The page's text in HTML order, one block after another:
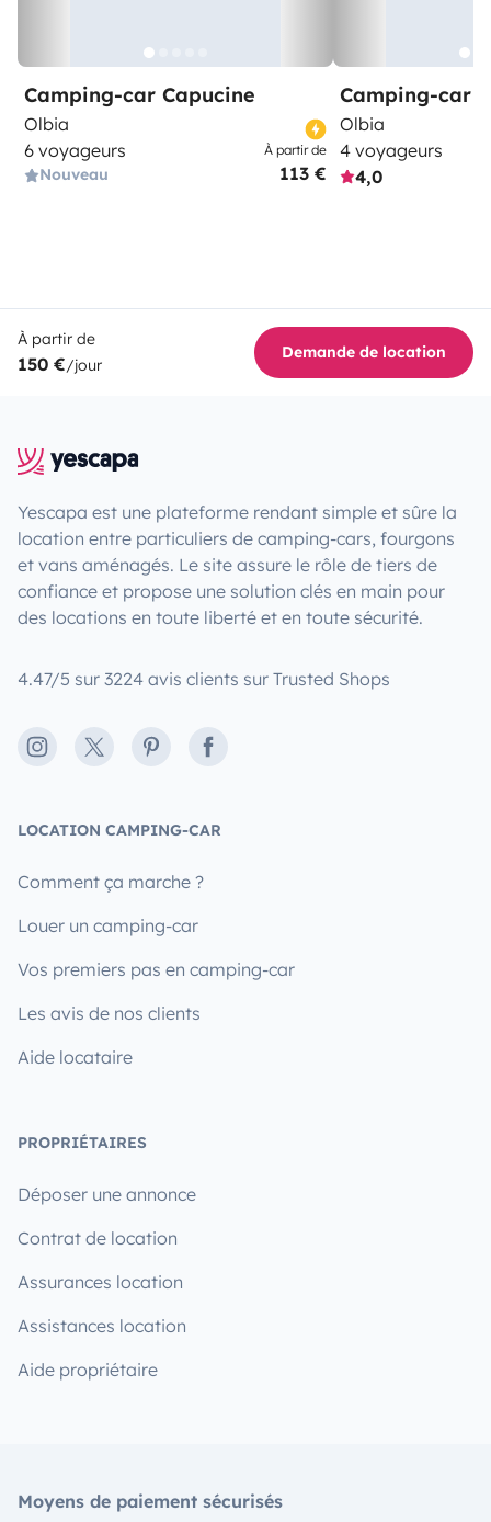
Camping-car Capucine
Olbia
6 voyageurs
Nouveau
À partir de
113 €
Camping-car
Olbia
4 voyageurs
4,0
À partir de
150 €/jour
Demande de location
Yescapa est une plateforme rendant simple et sûre la
location entre particuliers de camping-cars, fourgons
et vans aménagés. Le site assure le rôle de tiers de
confiance et propose une solution clés en main pour
des locations en toute liberté et en toute sécurité.
4.47/5 sur 3224 avis clients sur Trusted Shops
Instagram
X PinterestFacebook
LOCATION CAMPING-CAR
Comment ça marche ?
Louer un camping-car
Vos premiers pas en camping-car
Les avis de nos clients
Aide locataire
PROPRIÉTAIRES
Déposer une annonce
Contrat de location
Assurances location
Assistances location
Aide propriétaire
Moyens de paiement sécurisés